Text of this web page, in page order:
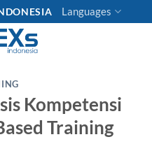
Languages
Kompetensi
Training